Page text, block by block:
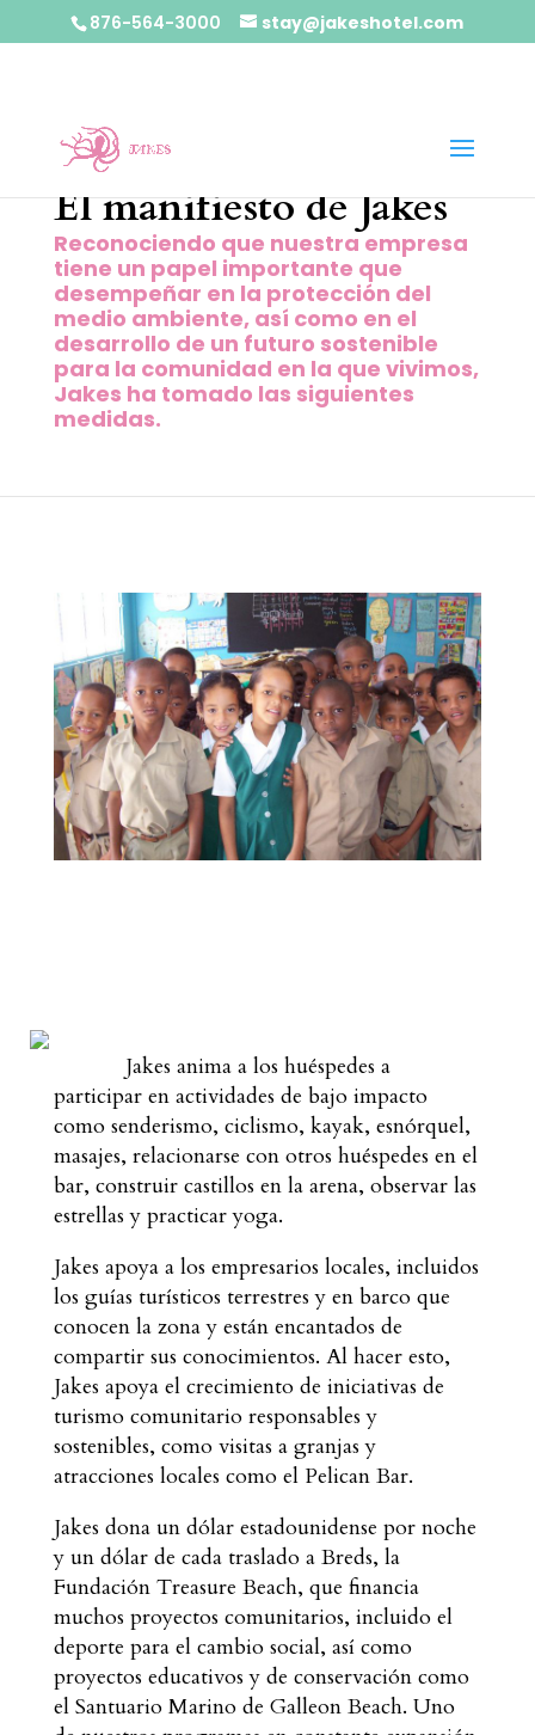
876-564-3000 stay@jakeshotel.com
El manifiesto de Jakes
Reconociendo que nuestra empresa
tiene un papel importante que
desempeñar en la protección del
medio ambiente, así como en el
desarrollo de un futuro sostenible
para la comunidad en la que vivimos,
Jakes ha tomado las siguientes
medidas.
Jakes anima a los huéspedes a
participar en actividades de bajo impacto
como senderismo, ciclismo, kayak, esnórquel,
masajes, relacionarse con otros huéspedes en el
bar, construir castillos en la arena, observar las
estrellas y practicar yoga.
Jakes apoya a los empresarios locales, incluidos
los guías turísticos terrestres y en barco que
conocen la zona y están encantados de
compartir sus conocimientos. Al hacer esto,
Jakes apoya el crecimiento de iniciativas de
turismo comunitario responsables y
sostenibles, como visitas a granjas y
atracciones locales como el Pelican Bar.
Jakes dona un dólar estadounidense por noche
y un dólar de cada traslado a Breds, la
Fundación Treasure Beach, que financia
muchos proyectos comunitarios, incluido el
deporte para el cambio social, así como
proyectos educativos y de conservación como
el Santuario Marino de Galleon Beach. Uno